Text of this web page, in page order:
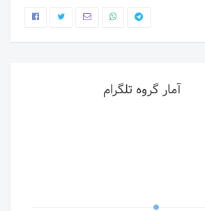
آمار گروه تلگرام